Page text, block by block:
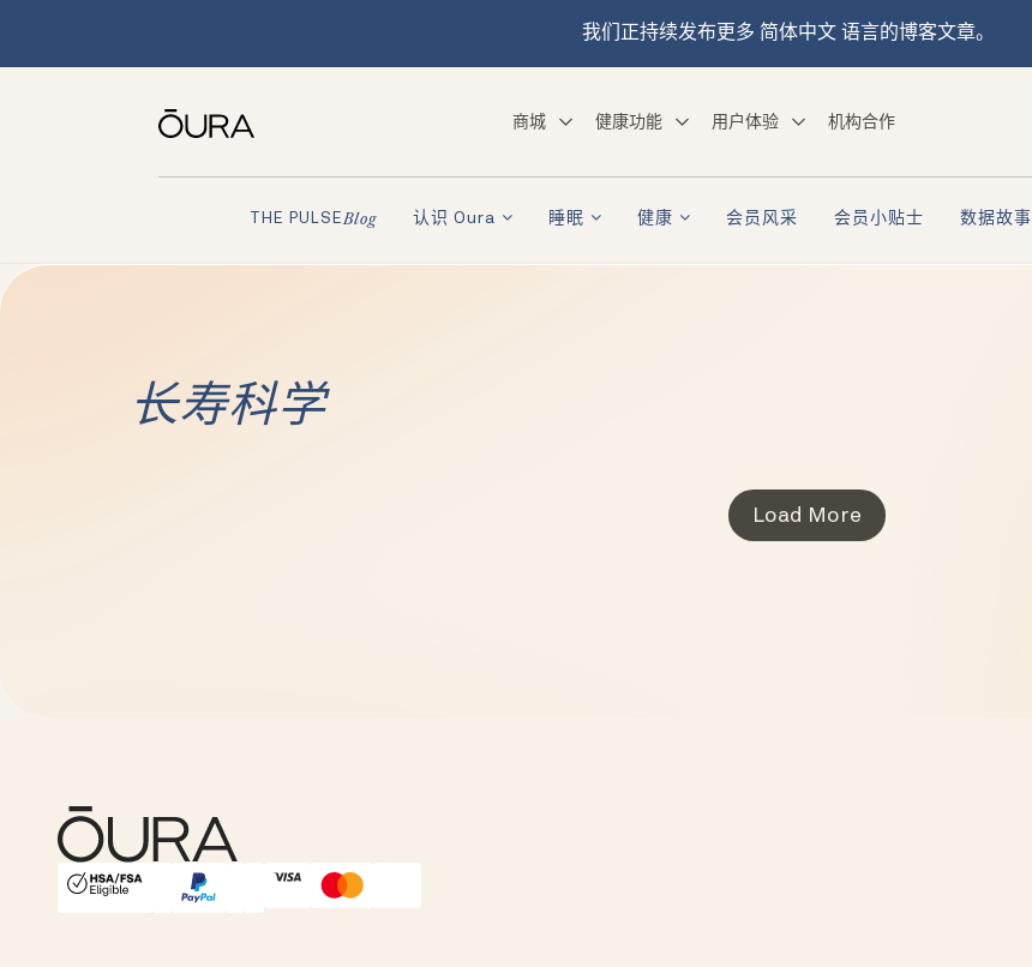
我们正持续发布更多 简体中文 语言的博客文章。
商城 健康功能 用户体验 机构合作
THE PULSEBlog 认识 Oura 睡眠 健康 会员风采 会员小贴士 数据故事
长寿科学
Load More
HSA/FSA Eligible
Affirm